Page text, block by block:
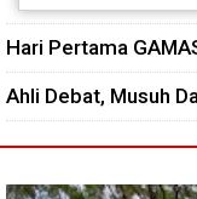
Hari Pertama
Ahli Debat, Musuh